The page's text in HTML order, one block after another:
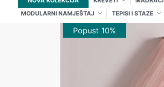
MODULARNI NAMJEŠTAJ
TEPISI I STAZE
Popust 10%